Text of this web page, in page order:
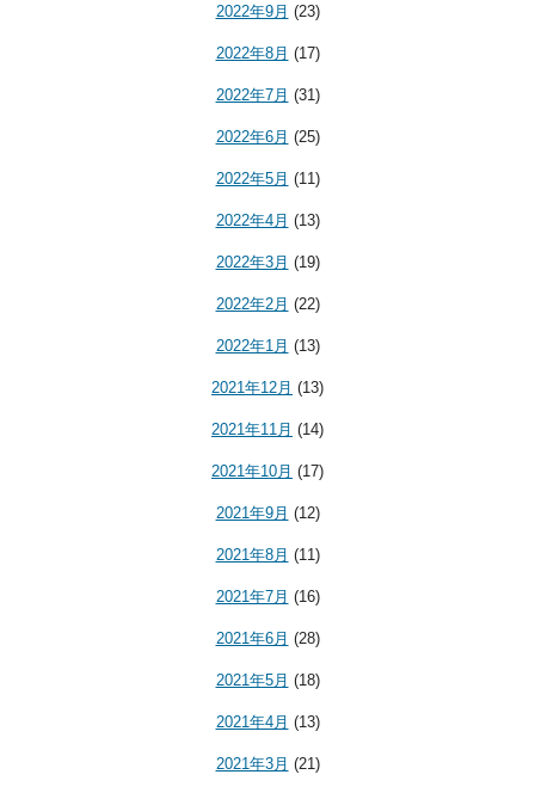
2022年9月 (23)
2022年8月 (17)
2022年7月 (31)
2022年6月 (25)
2022年5月 (11)
2022年4月 (13)
2022年3月 (19)
2022年2月 (22)
2022年1月 (13)
2021年12月 (13)
2021年11月 (14)
2021年10月 (17)
2021年9月 (12)
2021年8月 (11)
2021年7月 (16)
2021年6月 (28)
2021年5月 (18)
2021年4月 (13)
2021年3月 (21)